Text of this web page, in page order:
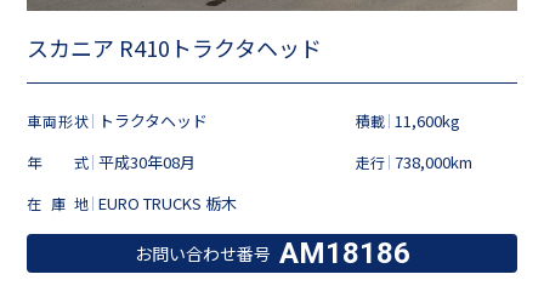
スカニア R410トラクタヘッド
車両形状 トラクタヘッド 積載 11,600kg
年式 平成30年08月 走行 738,000km
在庫地 EURO TRUCKS 栃木
お問い合わせ番号 AM18186